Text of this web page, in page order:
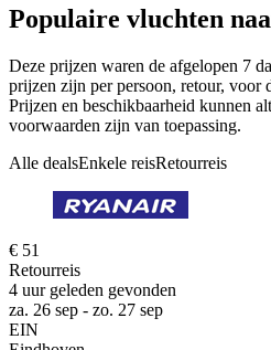
Populaire vluchten
Deze prijzen waren de afgelopen 7
prijzen zijn per persoon, retour, voor
Prijzen en beschikbaarheid kunnen
voorwaarden zijn van toepassing.
Alle dealsEnkele reisRetourreis
€ 51
Retourreis
4 uur geleden gevonden
za. 26 sep - zo. 27 sep
EIN